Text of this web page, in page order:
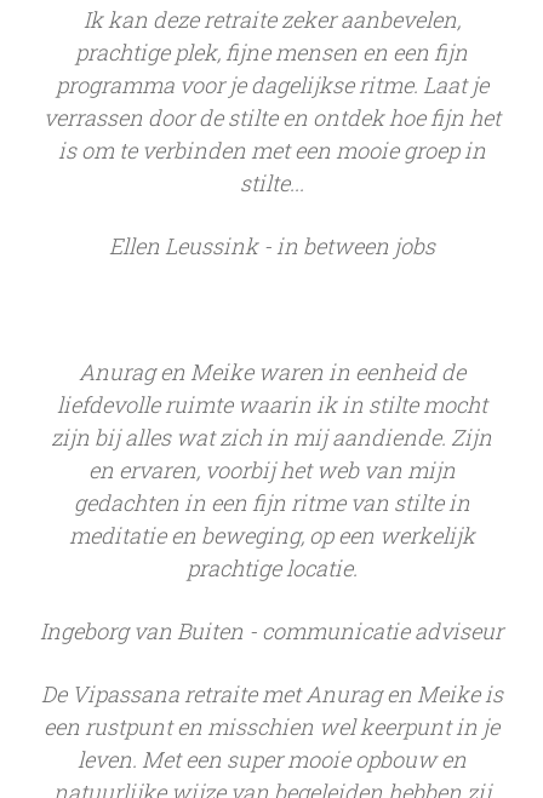
Ik kan deze retraite zeker aanbevelen,
prachtige plek, fijne mensen en een fijn
programma voor je dagelijkse ritme. Laat je
verrassen door de stilte en ontdek hoe fijn het
is om te verbinden met een mooie groep in
stilte...
Ellen Leussink - in between jobs
Anurag en Meike waren in eenheid de
liefdevolle ruimte waarin ik in stilte mocht
zijn bij alles wat zich in mij aandiende. Zijn
en ervaren, voorbij het web van mijn
gedachten in een fijn ritme van stilte in
meditatie en beweging, op een werkelijk
prachtige locatie.
Ingeborg van Buiten - communicatie adviseur
De Vipassana retraite met Anurag en Meike is
een rustpunt en misschien wel keerpunt in je
leven. Met een super mooie opbouw en
natuurlijke wijze van begeleiden hebben zij